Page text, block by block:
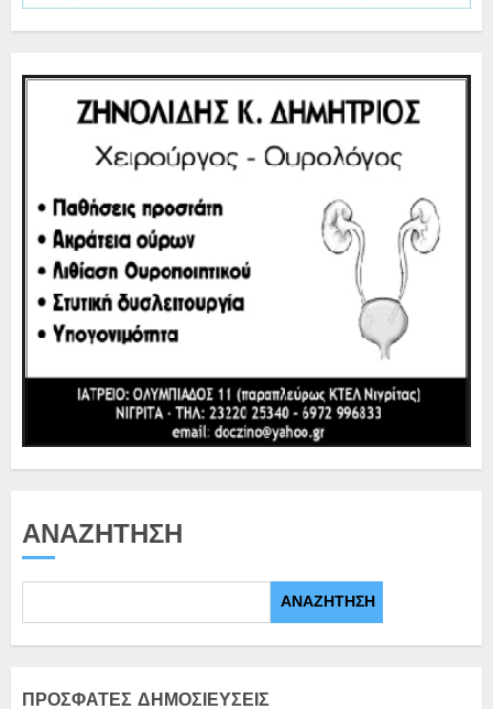
ΑΝΑΖΉΤΗΣΗ
ΑΝΑΖΉΤΗΣΗ
ΠΡΌΣΦΑΤΕΣ ΔΗΜΟΣΙΕΎΣΕΙΣ